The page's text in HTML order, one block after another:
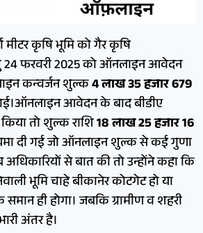
मीटर कृषि भूमि को गैर कृषि
24 फरवरी 2025 को ऑनलाइन आवेदन
कन्वर्जन शुल्क4 लाख 35 हजार 679
आवेदन के बाद बीडीए
तो शुल्क राशि18 लाख 25 हजार 16
दी गई जो ऑनलाइन शुल्क से कई गुणा
से बात की तो उन्होंने कहा कि
भूमि चाहे बीकानेर कोटगेट हो या
ही होगा। जबकि ग्रामीण व शहरी
अंतर है।